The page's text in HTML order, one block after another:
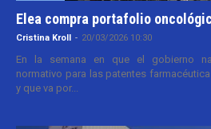
Elea compra portafolio
Cristina Kroll - 20/03/2026 10:30
En la semana en que el gobierno
normativo para las patentes
y que va por...